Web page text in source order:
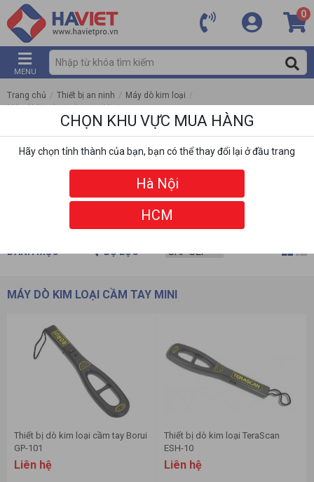
0
MENU
Trang chủ / Thiết bị an ninh / Máy dò kim loại /
Máy dò kim loại cầm tay Mini
DANH MỤC BỘ LỌC
MÁY DÒ KIM LOẠI CẦM TAY MINI
Thiết bị dò kim loại cầm tay Borui
GP-101
Liên hệ
Thiết bị dò kim loại TeraScan
ESH-10
Liên hệ
CHỌN KHU VỰC MUA HÀNG
Hãy chọn tỉnh thành của bạn, bạn có thể thay đổi lại ở đầu trang
Hà Nội
HCM